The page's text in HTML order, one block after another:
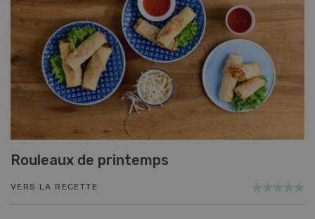
Rouleaux de printemps
VERS LA RECETTE